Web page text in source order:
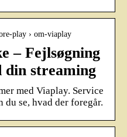
play › om-viaplay
– Fejlsøgning
streaming
med Viaplay. Service
se, hvad der foregår.